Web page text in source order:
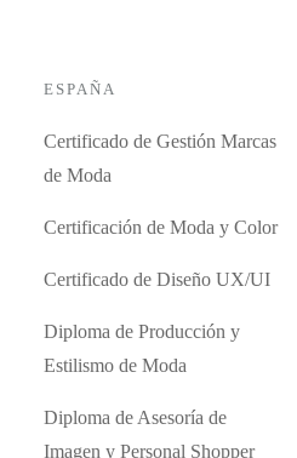
ESPAÑA
Certificado de Gestión Marcas
de Moda
Certificación de Moda y Color
Certificado de Diseño UX/UI
Diploma de Producción y
Estilismo de Moda
Diploma de Asesoría de
Imagen y Personal Shopper